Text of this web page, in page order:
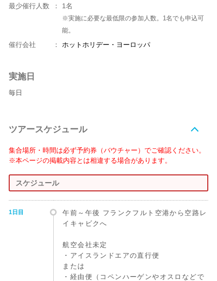
最少催行人数
： 1名
※実施に必要な最低限の参加人数。1名でも申込可
能。
催行会社 ： ホットホリデー・ヨーロッパ
実施日
毎日
ツアースケジュール
集合場所・時間は必ず予約券（バウチャー）でご確認ください。
※本ページの掲載内容とは相違する場合があります。
スケジュール
1日目
午前～午後 フランクフルト空港から空路レ
イキャビクへ
航空会社未定
・アイスランドエアの直行便
または
・経由便（コペンハーゲンやオスロなどで